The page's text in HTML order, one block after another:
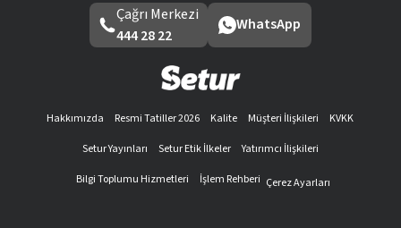
Çağrı Merkezi
444 28 22
WhatsApp
Hakkımızda Resmi Tatiller 2026 Kalite Müşteri İlişkileri
KVKK
Setur Yayınları
Setur Etik İlkeler
Yatırımcı İlişkileri
Bilgi Toplumu Hizmetleri
İşlem Rehberi Çerez Ayarları